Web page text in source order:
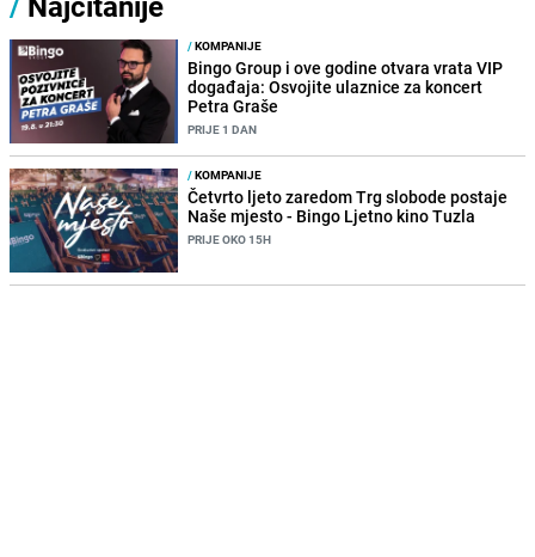
/KOMPANIJE
Bingo Group i ove godine otvara vrata VIP
događaja: Osvojite ulaznice za koncert
Petra Graše
PRIJE 1 DAN
/KOMPANIJE
Četvrto ljeto zaredom Trg slobode postaje
Naše mjesto - Bingo Ljetno kino Tuzla
PRIJE OKO 15H